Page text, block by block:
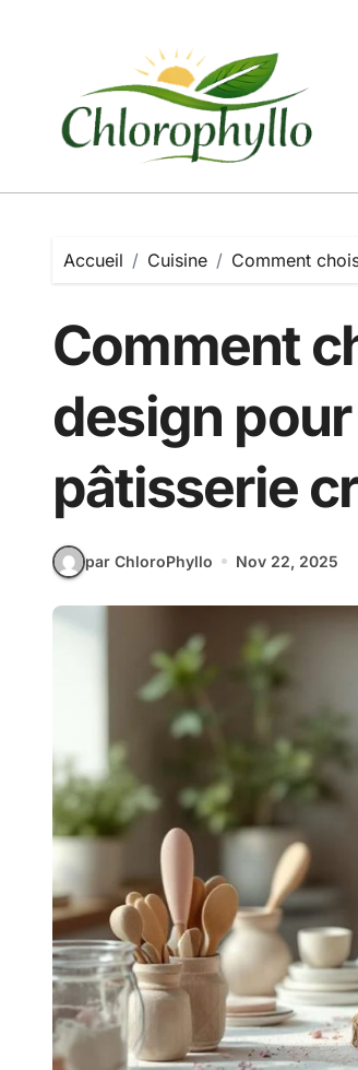
Accueil Cuisine Comment
Comment
design
pâtisserie
par ChloroPhyllo Nov 22, 2025